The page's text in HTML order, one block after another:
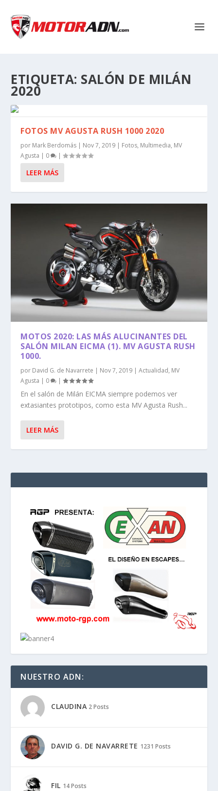
ETIQUETA: SALÓN DE MILÁN
2020
FOTOS MV AGUSTA RUSH 1000 2020
por Mark Berdomás | Nov 7, 2019 | Fotos, Multimedia, MV
Agusta | 0 |
LEER MÁS
MOTOS 2020: LAS MÁS ALUCINANTES DEL
SALÓN MILAN EICMA (1). MV AGUSTA RUSH
1000.
por David G. de Navarrete | Nov 7, 2019 |Actualidad, MV
Agusta | 0 |
En el salón de Milán EICMA siempre podemos ver
extasiantes prototipos, como esta MV Agusta Rush...
LEER MÁS
NUESTRO ADN:
CLAUDINA 2 Posts
DAVID G. DE NAVARRETE 1231 Posts
FIL 14 Posts